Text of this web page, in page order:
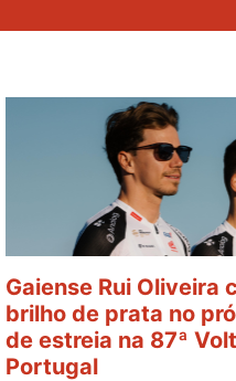
Gaiense Rui Oliveira
brilho de prata no
de estreia na 87ª
Portugal